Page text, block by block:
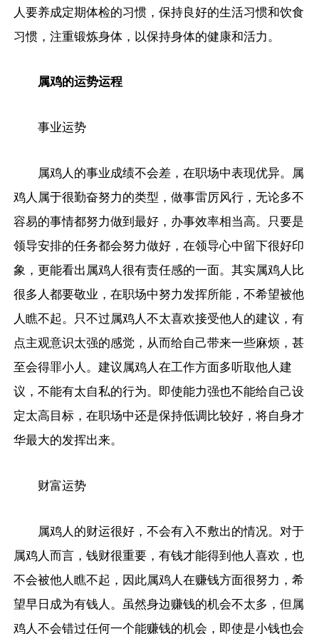
人要养成定期体检的习惯，保持良好的生活习惯和饮食
习惯，注重锻炼身体，以保持身体的健康和活力。
属鸡的运势运程
事业运势
属鸡人的事业成绩不会差，在职场中表现优异。属
鸡人属于很勤奋努力的类型，做事雷厉风行，无论多不
容易的事情都努力做到最好，办事效率相当高。只要是
领导安排的任务都会努力做好，在领导心中留下很好印
象，更能看出属鸡人很有责任感的一面。其实属鸡人比
很多人都要敬业，在职场中努力发挥所能，不希望被他
人瞧不起。只不过属鸡人不太喜欢接受他人的建议，有
点主观意识太强的感觉，从而给自己带来一些麻烦，甚
至会得罪小人。建议属鸡人在工作方面多听取他人建
议，不能有太自私的行为。即使能力强也不能给自己设
定太高目标，在职场中还是保持低调比较好，将自身才
华最大的发挥出来。
财富运势
属鸡人的财运很好，不会有入不敷出的情况。对于
属鸡人而言，钱财很重要，有钱才能得到他人喜欢，也
不会被他人瞧不起，因此属鸡人在赚钱方面很努力，希
望早日成为有钱人。虽然身边赚钱的机会不太多，但属
鸡人不会错过任何一个能赚钱的机会，即使是小钱也会